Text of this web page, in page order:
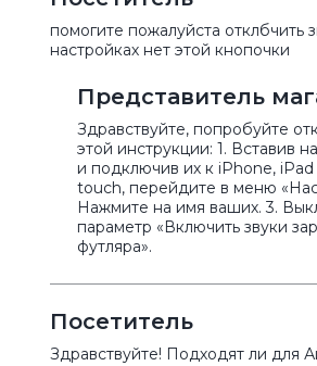
помогите пожалуйста отклбчить
настройках нет этой кнопочки
Представитель
Здравствуйте, попробуйте
этой инструкции: 1. Вставив
и подключив их к iPhone,
touch, перейдите в меню
Нажмите на имя ваших. 3.
параметр «Включить звуки
футляра».
Посетитель
Здравствуйте! Подходят ли для